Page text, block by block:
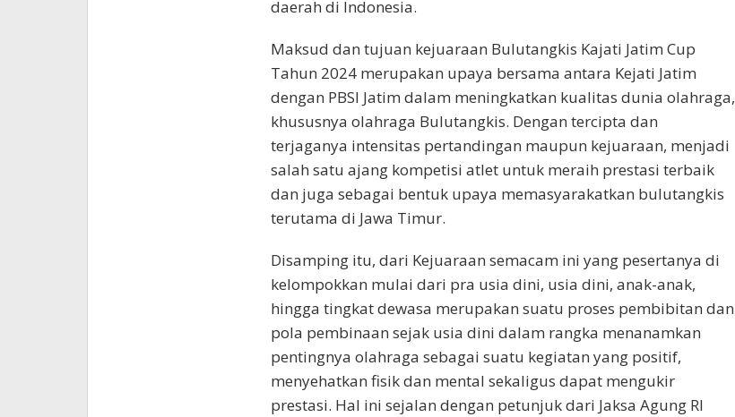
daerah di Indonesia.
Maksud dan tujuan kejuaraan Bulutangkis Kajati Jatim Cup
Tahun 2024 merupakan upaya bersama antara Kejati Jatim
dengan PBSI Jatim dalam meningkatkan kualitas dunia olahraga,
khususnya olahraga Bulutangkis. Dengan tercipta dan
terjaganya intensitas pertandingan maupun kejuaraan, menjadi
salah satu ajang kompetisi atlet untuk meraih prestasi terbaik
dan juga sebagai bentuk upaya memasyarakatkan bulutangkis
terutama di Jawa Timur.
Disamping itu, dari Kejuaraan semacam ini yang pesertanya di
kelompokkan mulai dari pra usia dini, usia dini, anak-anak,
hingga tingkat dewasa merupakan suatu proses pembibitan dan
pola pembinaan sejak usia dini dalam rangka menanamkan
pentingnya olahraga sebagai suatu kegiatan yang positif,
menyehatkan fisik dan mental sekaligus dapat mengukir
prestasi. Hal ini sejalan dengan petunjuk dari Jaksa Agung RI